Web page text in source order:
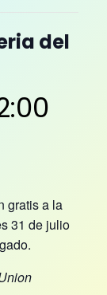
del
gratis a la
31 de julio